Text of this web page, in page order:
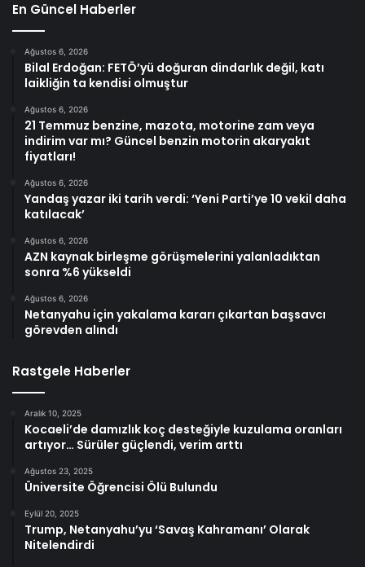
En Güncel Haberler
Ağustos 6, 2026
Bilal Erdoğan: FETÖ’yü doğuran dindarlık değil, katı
laikliğin ta kendisi olmuştur
Ağustos 6, 2026
21 Temmuz benzine, mazota, motorine zam veya
indirim var mı? Güncel benzin motorin akaryakıt
fiyatları!
Ağustos 6, 2026
Yandaş yazar iki tarih verdi: ‘Yeni Parti’ye 10 vekil daha
katılacak’
Ağustos 6, 2026
AZN kaynak birleşme görüşmelerini yalanladıktan
sonra %6 yükseldi
Ağustos 6, 2026
Netanyahu için yakalama kararı çıkartan başsavcı
görevden alındı
Rastgele Haberler
Aralık 10, 2025
Kocaeli’de damızlık koç desteğiyle kuzulama oranları
artıyor… Sürüler güçlendi, verim arttı
Ağustos 23, 2025
Üniversite Öğrencisi Ölü Bulundu
Eylül 20, 2025
Trump, Netanyahu’yu ‘Savaş Kahramanı’ Olarak
Nitelendirdi